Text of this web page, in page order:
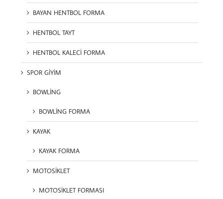
BAYAN HENTBOL FORMA
HENTBOL TAYT
HENTBOL KALECİ FORMA
SPOR GİYİM
BOWLİNG
BOWLİNG FORMA
KAYAK
KAYAK FORMA
MOTOSİKLET
MOTOSİKLET FORMASI